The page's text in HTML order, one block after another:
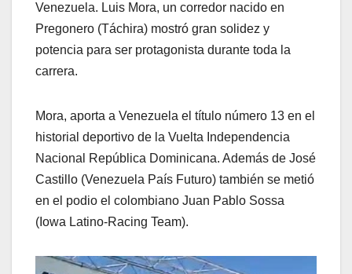
Venezuela. Luis Mora, un corredor nacido en
Pregonero (Táchira) mostró gran solidez y
potencia para ser protagonista durante toda la
carrera.
Mora, aporta a Venezuela el título número 13 en el
historial deportivo de la Vuelta Independencia
Nacional República Dominicana. Además de José
Castillo (Venezuela País Futuro) también se metió
en el podio el colombiano Juan Pablo Sossa
(Iowa Latino-Racing Team).